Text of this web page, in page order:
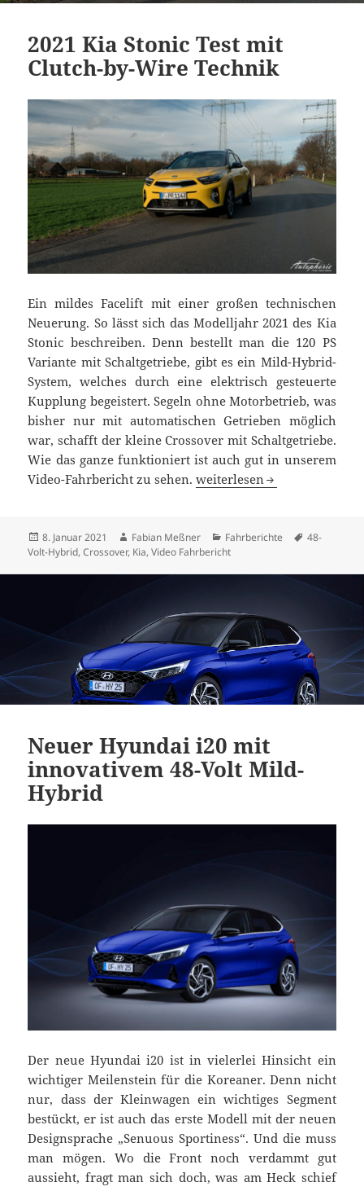
2021 Kia Stonic Test mit
Clutch-by-Wire Technik
Ein mildes Facelift mit einer großen technischen
Neuerung. So lässt sich das Modelljahr 2021 des Kia
Stonic beschreiben. Denn bestellt man die 120 PS
Variante mit Schaltgetriebe, gibt es ein Mild-Hybrid-
System, welches durch eine elektrisch gesteuerte
Kupplung begeistert. Segeln ohne Motorbetrieb, was
bisher nur mit automatischen Getrieben möglich
war, schafft der kleine Crossover mit Schaltgetriebe.
Wie das ganze funktioniert ist auch gut in unserem
Video-Fahrbericht zu sehen.2021 Kia Stonic Test mit
weiterlesen
Veröffentlicht
am
8. Januar 2021 Autor
Fabian Meßner Kategorien
Fahrberichte
48-
Volt-Hybrid,Crossover, Kia,Video Fahrbericht
Neuer Hyundai i20 mit
innovativem 48-Volt Mild-
Hybrid
Der neue Hyundai i20 ist in vielerlei Hinsicht ein
wichtiger Meilenstein für die Koreaner. Denn nicht
nur, dass der Kleinwagen ein wichtiges Segment
bestückt, er ist auch das erste Modell mit der neuen
Designsprache „Senuous Sportiness“. Und die muss
man mögen. Wo die Front noch verdammt gut
aussieht, fragt man sich doch, was am Heck schief